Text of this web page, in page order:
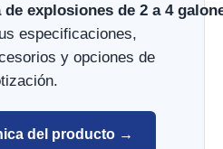
explosiones de 2 a 4
especificaciones,
y opciones de
del producto →